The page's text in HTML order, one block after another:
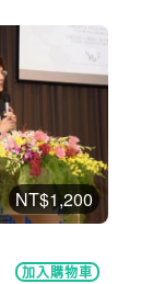
NT$1,200
加入購物車